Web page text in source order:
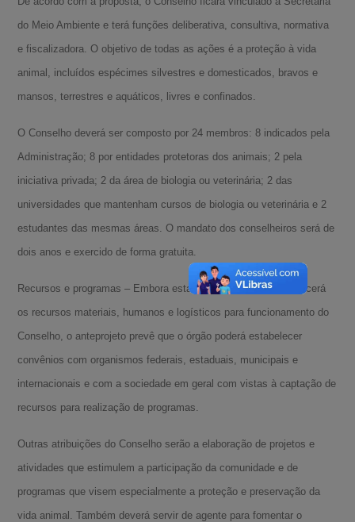
do Meio Ambiente e terá funções deliberativa, consultiva, normativa
e fiscalizadora. O objetivo de todas as ações é a proteção à vida
animal, incluídos espécimes silvestres e domesticados, bravos e
mansos, terrestres e aquáticos, livres e confinados.
O Conselho deverá ser composto por 24 membros: 8 indicados pela
Administração; 8 por entidades protetoras dos animais; 2 pela
iniciativa privada; 2 da área de biologia ou veterinária; 2 das
universidades que mantenham cursos de biologia ou veterinária e 2
estudantes das mesmas áreas. O mandato dos conselheiros será de
dois anos e exercido de forma gratuita.
Recursos e programas – Embora estabeleça o Executivo fornecerá
os recursos materiais, humanos e logísticos para funcionamento do
Conselho, o anteprojeto prevê que o órgão poderá estabelecer
convênios com organismos federais, estaduais, municipais e
internacionais e com a sociedade em geral com vistas à captação de
recursos para realização de programas.
Outras atribuições do Conselho serão a elaboração de projetos e
atividades que estimulem a participação da comunidade e de
programas que visem especialmente a proteção e preservação da
vida animal. Também deverá servir de agente para fomentar o